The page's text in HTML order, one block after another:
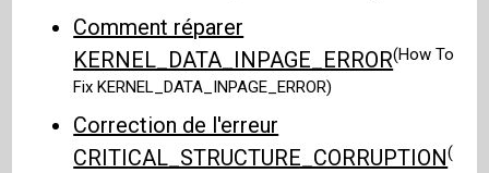
Comment réparer
KERNEL_DATA_INPAGE_ERROR(How To
Fix KERNEL_DATA_INPAGE_ERROR)
Correction de l'erreur
CRITICAL_STRUCTURE_CORRUPTION(